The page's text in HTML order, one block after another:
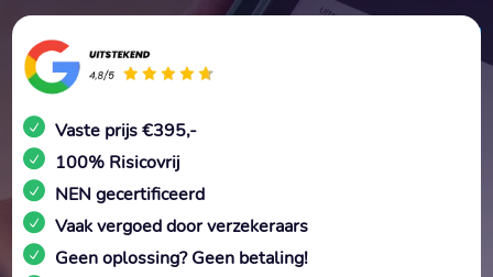
Vaste prijs €395,-
100% Risicovrij
NEN gecertificeerd
Vaak vergoed door verzekeraars
Geen oplossing? Geen betaling!